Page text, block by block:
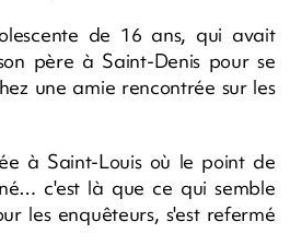
de 16 ans, qui avait
père à Saint-Denis pour se
une amie rencontrée sur les
à Saint-Louis où le point de
c'est là que ce qui semble
les enquêteurs, s'est refermé